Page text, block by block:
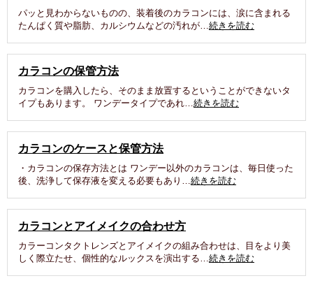
パッと見わからないものの、装着後のカラコンには、涙に含まれる
たんぱく質や脂肪、カルシウムなどの汚れが…続きを読む
カラコンの保管方法
カラコンを購入したら、そのまま放置するということができないタ
イプもあります。 ワンデータイプであれ…続きを読む
カラコンのケースと保管方法
・カラコンの保存方法とは ワンデー以外のカラコンは、毎日使った
後、洗浄して保存液を変える必要もあり…続きを読む
カラコンとアイメイクの合わせ方
カラーコンタクトレンズとアイメイクの組み合わせは、目をより美
しく際立たせ、個性的なルックスを演出する…続きを読む